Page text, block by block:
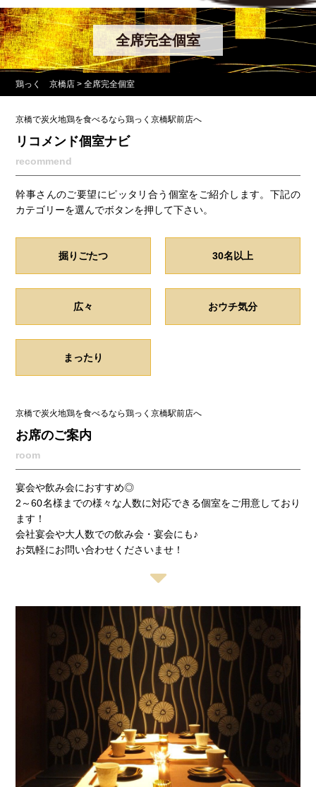
全席完全個室
鶏っく 京橋店 >全席完全個室
京橋で炭火地鶏を食べるなら鶏っく京橋駅前店へ
リコメンド個室ナビ
recommend
幹事さんのご要望にピッタリ合う個室をご紹介します。下記の
カテゴリーを選んでボタンを押して下さい。
掘りごたつ 30名以上
広々 おウチ気分
まったり
京橋で炭火地鶏を食べるなら鶏っく京橋駅前店へ
お席のご案内
room
宴会や飲み会におすすめ◎
2～60名様までの様々な人数に対応できる個室をご用意しており
ます！
会社宴会や大人数での飲み会・宴会にも♪
お気軽にお問い合わせくださいませ！